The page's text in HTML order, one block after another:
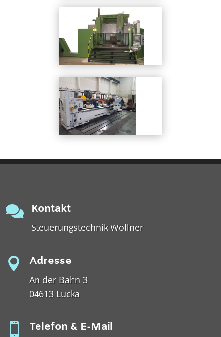
 Kontakt
Steuerungstechnik Wöllner
 Adresse
An der Bahn 3
04613 Lucka
 Telefon & E-Mail